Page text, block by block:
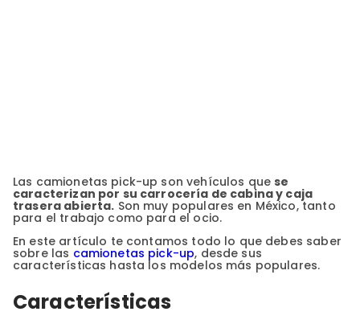
Las camionetas pick-up son vehículos quese
caracterizan por su carrocería de cabina y caja
trasera abierta. Son muy populares en México, tanto
para el trabajo como para el ocio.
En este artículo te contamos todo lo que debes saber
sobre las camionetas pick-up, desde sus
características hasta los modelos más populares.
Características